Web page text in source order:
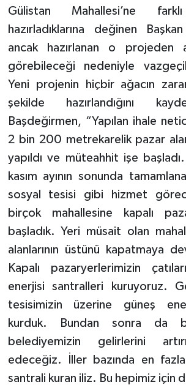
Gülistan Mahallesi’ne
hazırladıklarına değinen
ancak hazırlanan o projeden
görebileceği nedeniyle
Yeni projenin hiçbir ağacın
şekilde hazırlandığını
Başdeğirmen, “Yapılan ihale
2 bin 200 metrekarelik pazar
yapıldı ve müteahhit işe başladı.
kasım ayının sonunda
sosyal tesisi gibi hizmet
birçok mahallesine kapalı
başladık. Yeri müsait olan
alanlarının üstünü kapatmaya
Kapalı pazaryerlerimizin
enerjisi santralleri kuruyoruz.
tesisimizin üzerine güneş
kurduk. Bundan sonra da
belediyemizin gelirlerini
edeceğiz. İller bazında en
santrali kuran iliz. Bu hepimiz için